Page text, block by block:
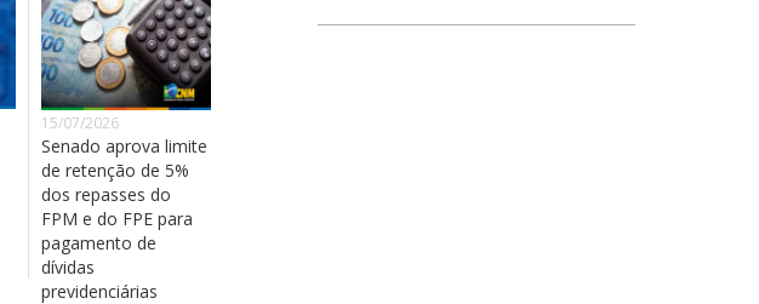
15/07/2026
Senado aprova limite
de retenção de 5%
dos repasses do
FPM e do FPE para
pagamento de
dívidas
previdenciárias